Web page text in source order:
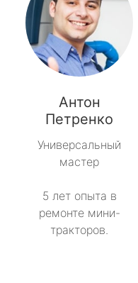
Антон
Петренко
Универсальный
мастер
5 лет опыта в
ремонте мини-
тракторов.